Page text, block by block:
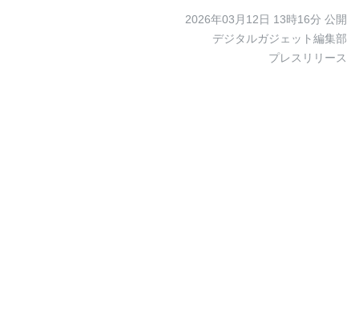
2026年03月12日 13時16分 公開
デジタルガジェット編集部
プレスリリース